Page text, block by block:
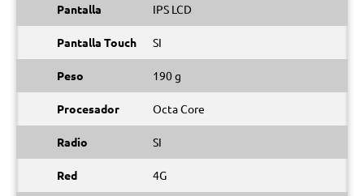
Pantalla IPS LCD
Pantalla Touch SI
Peso 190 g
Procesador Octa Core
Radio SI
Red 4G